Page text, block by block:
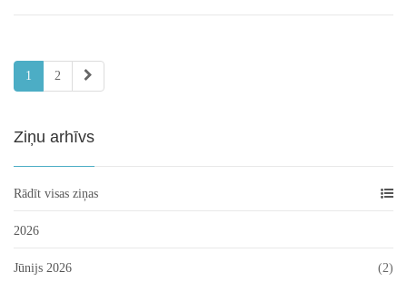
1 2
Ziņu arhīvs
Rādīt visas ziņas
2026
Jūnijs 2026 (2)